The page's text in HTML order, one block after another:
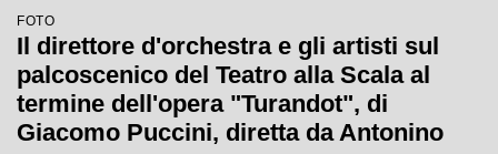
FOTO
Il direttore d'orchestra e gli artisti sul
palcoscenico del Teatro alla Scala al
termine dell'opera "Turandot", di
Giacomo Puccini, diretta da Antonino